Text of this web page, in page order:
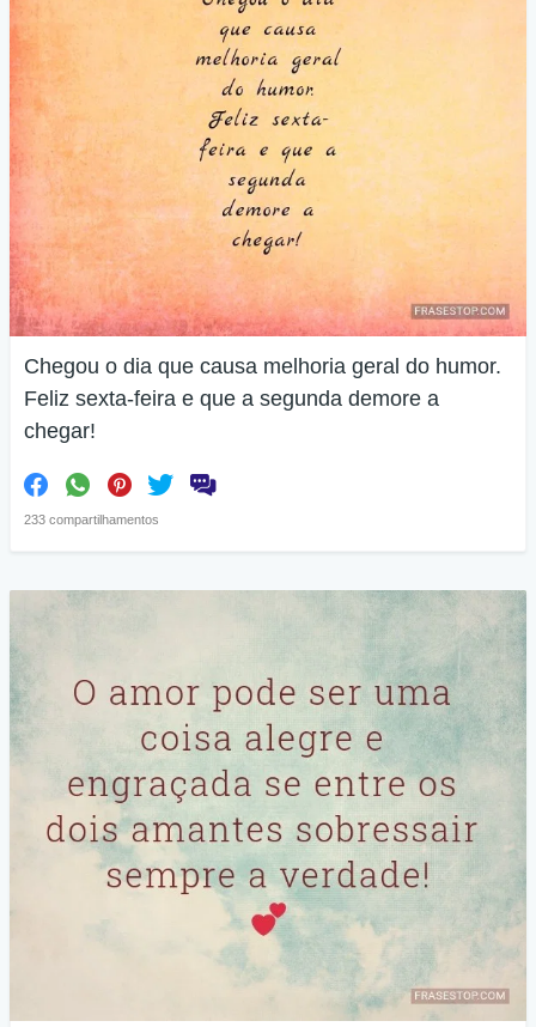
Chegou o dia que causa melhoria geral do humor.
Feliz sexta-feira e que a segunda demore a
chegar!
233 compartilhamentos